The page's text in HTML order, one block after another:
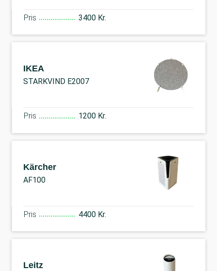
Pris 3400 Kr.
IKEA
STARKVIND E2007
Pris 1200 Kr.
Kärcher
AF100
Pris 4400 Kr.
Leitz